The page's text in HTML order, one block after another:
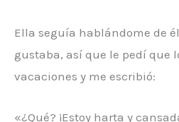
Ella seguía hablándome de
gustaba, así que le pedí que
vacaciones y me escribió:
«¿Qué? ¡Estoy harta y